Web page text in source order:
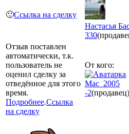
🙂Ссылка на сделку
Настасья
330
Отзыв поставлен
автоматически, т.к.
пользователь не
оценил сделку за
отведённое для этого
время.
Подробнее.Ссылка
на сделку
От кого:
Mac_2005
-2(продавец)